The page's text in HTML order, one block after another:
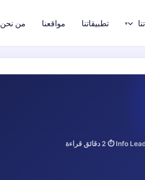
تطبيقاتنا مواقعنا من نحن
Info ⏱ 2 دقائق قراءة